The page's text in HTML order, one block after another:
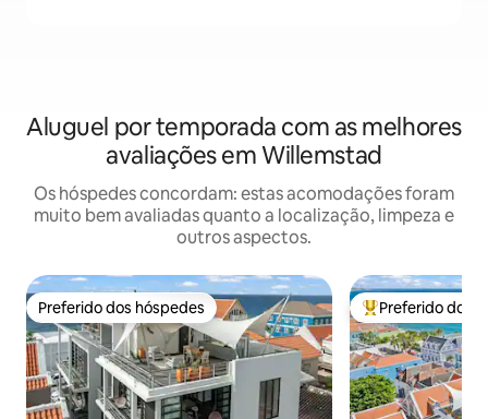
Aluguel por temporada com as melhores
avaliações em Willemstad
Os hóspedes concordam: estas acomodações foram
muito bem avaliadas quanto a localização, limpeza e
outros aspectos.
Preferido dos hóspedes
Preferido dos hóspedes Entre os
Preferido dos